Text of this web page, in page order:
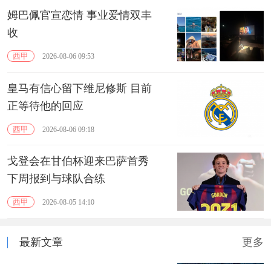
姆巴佩官宣恋情 事业爱情双丰
收
西甲 2026-08-06 09:53
皇马有信心留下维尼修斯 目前
正等待他的回应
西甲 2026-08-06 09:18
戈登会在甘伯杯迎来巴萨首秀
下周报到与球队合练
西甲 2026-08-05 14:10
最新文章 更多